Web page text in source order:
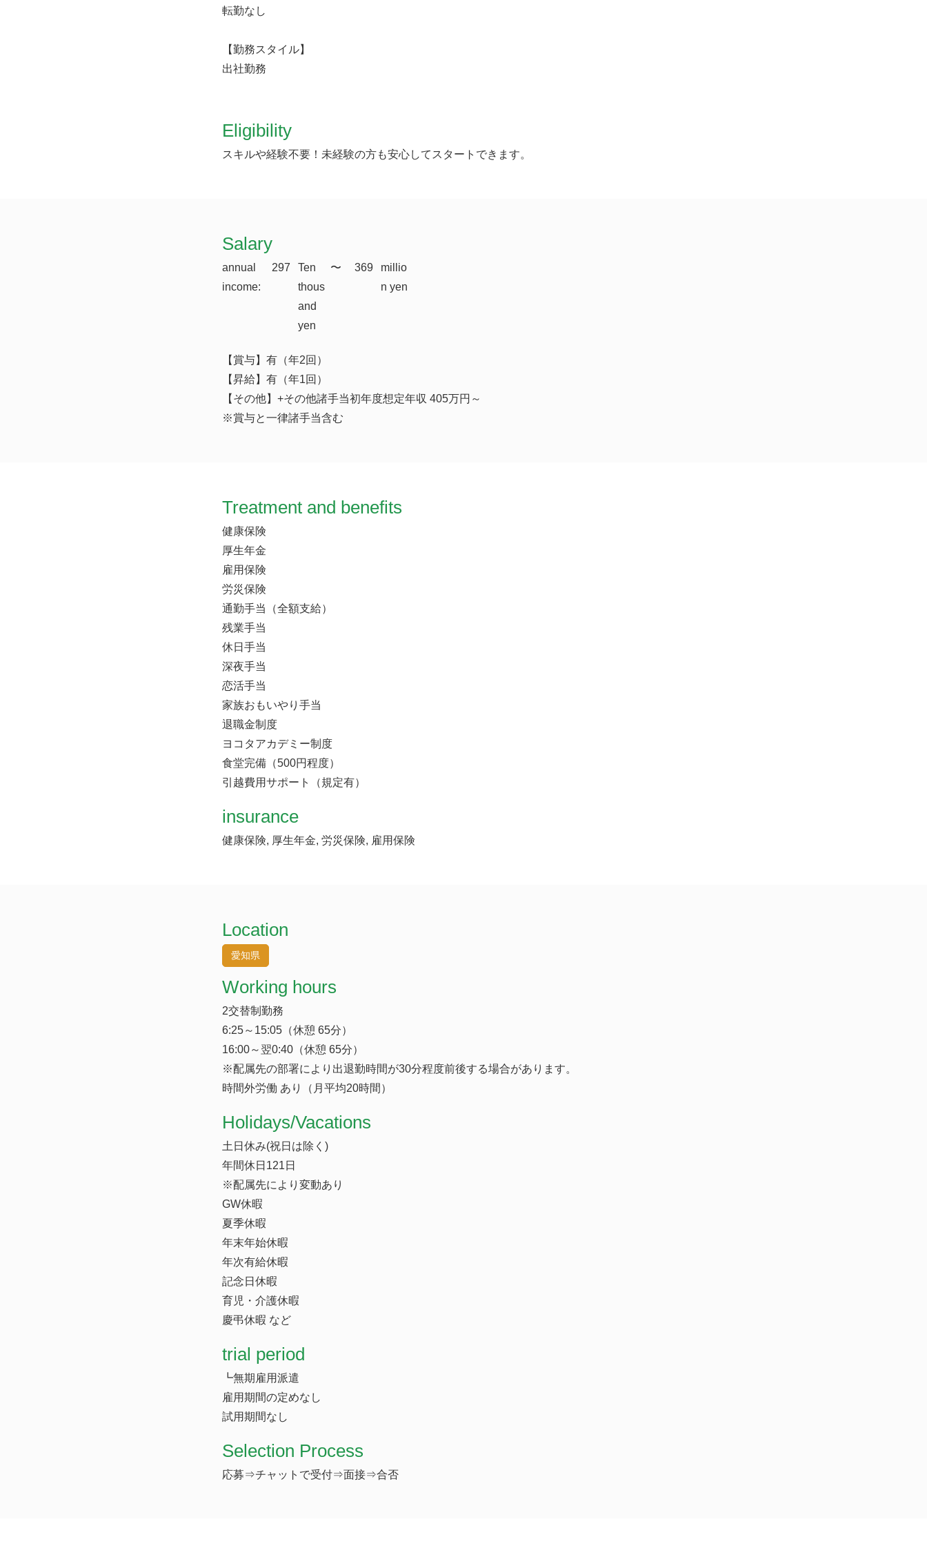
転勤なし
【勤務スタイル】
出社勤務
Eligibility
スキルや経験不要！未経験の方も安心してスタートできます。
​Salary
annual
income:
297
Ten
thous
and
yen
​〜 369
millio
n yen
【賞与】有（年2回）
【昇給】有（年1回）
【その他】+その他諸手当初年度想定年収 405万円～
※賞与と一律諸手当含む
Treatment and benefits
健康保険
厚生年金
雇用保険
労災保険
通勤手当（全額支給）
残業手当
休日手当
深夜手当
恋活手当
家族おもいやり手当
退職金制度
ヨコタアカデミー制度
食堂完備（500円程度）
引越費用サポート（規定有）
insurance
健康保険, 厚生年金, 労災保険, 雇用保険
Location
愛知県
Working hours
2交替制勤務
6:25～15:05（休憩 65分）
16:00～翌0:40（休憩 65分）
※配属先の部署により出退勤時間が30分程度前後する場合があります。
時間外労働 あり（月平均20時間）
​Holidays/Vacations
土日休み(祝日は除く)
年間休日121日
※配属先により変動あり
GW休暇
夏季休暇
年末年始休暇
年次有給休暇
記念日休暇
育児・介護休暇
慶弔休暇 など
trial period
┗無期雇用派遣
雇用期間の定めなし
試用期間なし
Selection Process
応募⇒チャットで受付⇒面接⇒合否